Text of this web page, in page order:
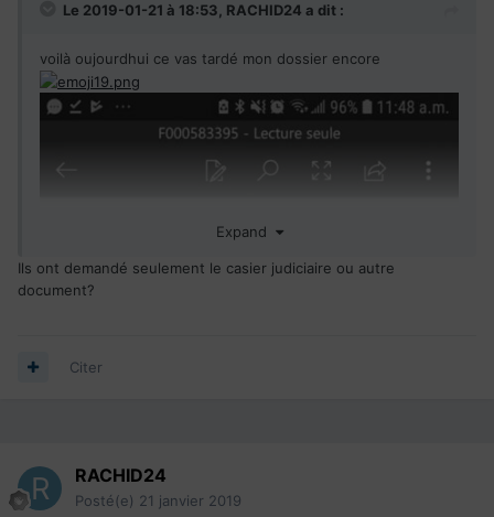
Immigrer.com
Le 2019-01-21 à 18:53, RACHID24 a dit :
voilà oujourdhui ce vas tardé mon dossier encore
Expand
Ils ont demandé seulement le casier judiciaire ou autre
document?
Citer
RACHID24
Posté(e) 21 janvier 2019